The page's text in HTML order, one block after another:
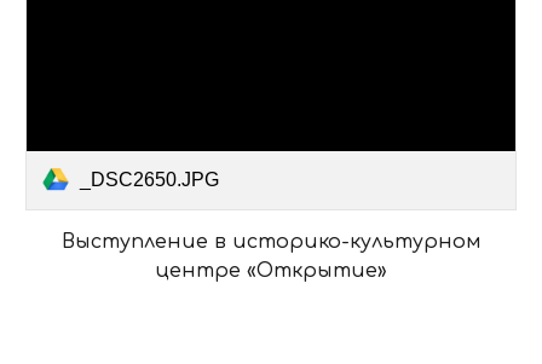
_DSC2650.JPG
Выступление в историко-культурном
центре «Открытие»